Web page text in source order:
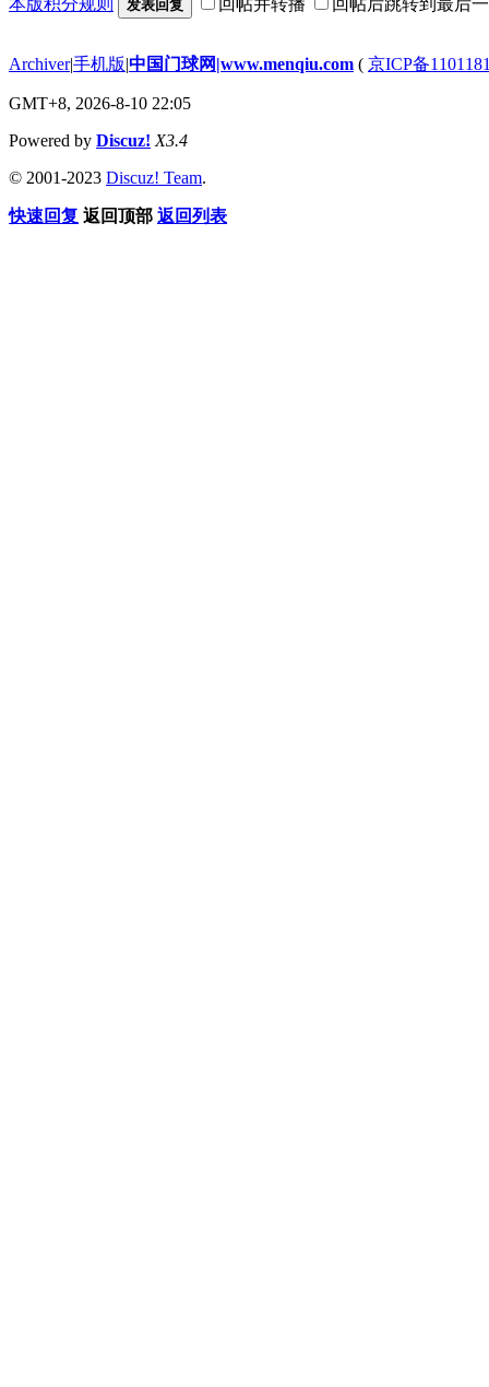
发表回复
Archiver|手机版|中国门球网|www.menqiu.com ( 京ICP备
GMT+8, 2026-8-10 22:05
Powered by Discuz! X3.4
© 2001-2023 Discuz! Team.
快速回复 返回顶部 返回列表